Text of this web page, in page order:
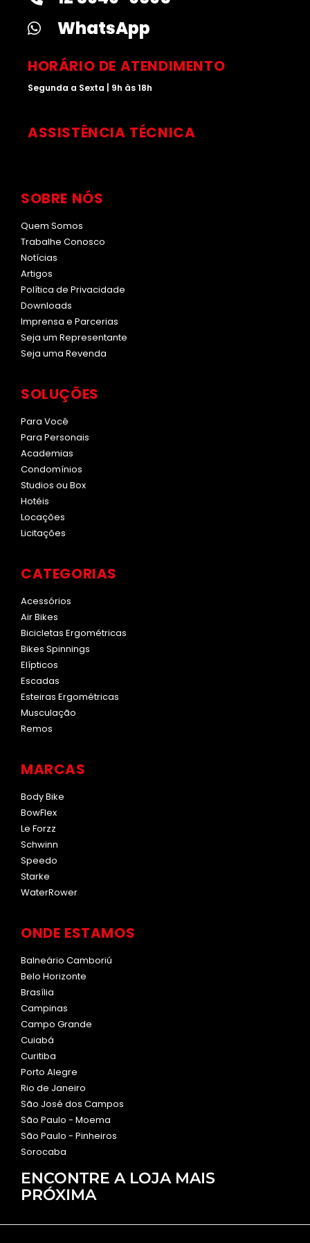
g
r
a
m
d
i
n
b
e
k
WhatsApp
HORÁRIO DE ATENDIMENTO
Segunda a Sexta | 9h às 18h
ASSISTÊNCIA TÉCNICA
SOBRE NÓS
Quem Somos
Trabalhe Conosco
Notícias
Artigos
Política de Privacidade
Downloads
Imprensa e Parcerias
Seja um Representante
Seja uma Revenda
SOLUÇÕES
Para Você
Para Personais
Academias
Condomínios
Studios ou Box
Hotéis
Locações
Licitações
CATEGORIAS
Acessórios
Air Bikes
Bicicletas Ergométricas
Bikes Spinnings
Elípticos
Escadas
Esteiras Ergométricas
Musculação
Remos
MARCAS
Body Bike
BowFlex
Le Forzz
Schwinn
Speedo
Starke
WaterRower
ONDE ESTAMOS
Balneário Camboriú
Belo Horizonte
Brasília
Campinas
Campo Grande
Cuiabá
Curitiba
Porto Alegre
Rio de Janeiro
São José dos Campos
São Paulo - Moema
São Paulo - Pinheiros
Sorocaba
ENCONTRE A LOJA MAIS
PRÓXIMA